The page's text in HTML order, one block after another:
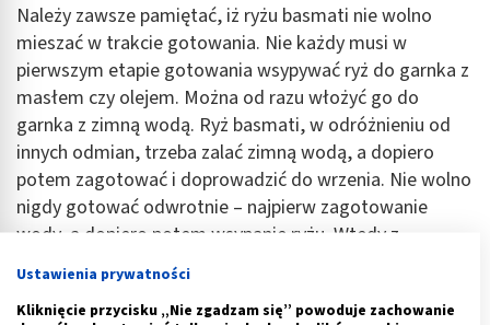
Należy zawsze pamiętać, iż ryżu basmati nie wolno
mieszać w trakcie gotowania. Nie każdy musi w
pierwszym etapie gotowania wsypywać ryż do garnka z
masłem czy olejem. Można od razu włożyć go do
garnka z zimną wodą. Ryż basmati, w odróżnieniu od
innych odmian, trzeba zalać zimną wodą, a dopiero
potem zagotować i doprowadzić do wrzenia. Nie wolno
nigdy gotować odwrotnie – najpierw zagotowanie
wody, a dopiero potem wsypanie ryżu. Wtedy z
pewnością tak ugotowany stanie się kleistą,
niesmaczną masą.
Ustawienia prywatności
Kliknięcie przycisku „Nie zgadzam się” powoduje zachowanie